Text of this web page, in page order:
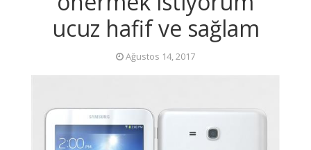
ucuz hafif ve sağlam
Ağustos 14, 2017